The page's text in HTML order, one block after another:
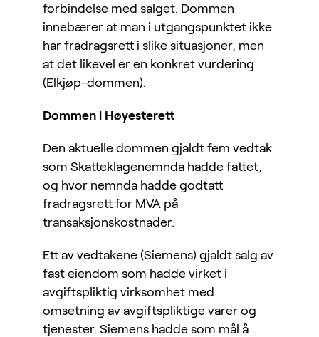
forbindelse med salget. Dommen
innebærer at man i utgangspunktet ikke
har fradragsrett i slike situasjoner, men
at det likevel er en konkret vurdering
(Elkjøp-dommen).
Dommen i Høyesterett
Den aktuelle dommen gjaldt fem vedtak
som Skatteklagenemnda hadde fattet,
og hvor nemnda hadde godtatt
fradragsrett for MVA på
transaksjonskostnader.
Ett av vedtakene (Siemens) gjaldt salg av
fast eiendom som hadde virket i
avgiftspliktig virksomhet med
omsetning av avgiftspliktige varer og
tjenester. Siemens hadde som mål å